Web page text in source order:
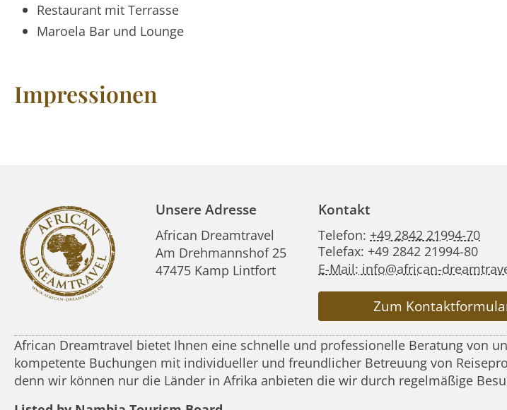
Restaurant mit Terrasse
Maroela Bar und Lounge
Impressionen
Unsere Adresse
African Dreamtravel
Am Drehmannshof 25
47475 Kamp Lintfort
Kontakt
Telefon: +49 2842 21994-70
Telefax: +49 2842 21994-80
E-Mail: info@african-
Zum
African Dreamtravel bietet Ihnen eine schnelle und professionelle Beratung von
kompetente Buchungen mit individueller und freundlicher Betreuung von
denn wir können nur die Länder in Afrika anbieten die wir durch regelmäßige